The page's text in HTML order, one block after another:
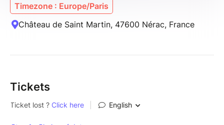
Timezone : Europe/Paris
Château de Saint Martin, 47600 Nérac, France
Tickets